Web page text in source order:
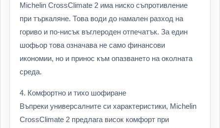
Michelin CrossClimate 2 има ниско съпротивление
при търкаляне. Това води до намален разход на
гориво и по-нисък въглероден отпечатък. За един
шофьор това означава не само финансови
икономии, но и принос към опазването на околната
среда.
4. Комфортно и тихо шофиране
Въпреки универсалните си характеристики, Michelin
CrossClimate 2 предлага висок комфорт при